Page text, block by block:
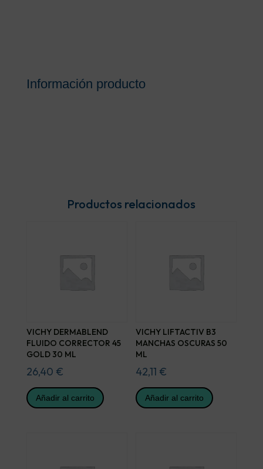
Información producto
Productos relacionados
VICHY DERMABLEND
FLUIDO CORRECTOR 45
GOLD 30 ML
26,40 €
Añadir al carrito
VICHY LIFTACTIV B3
MANCHAS OSCURAS 50
ML
42,11 €
Añadir al carrito